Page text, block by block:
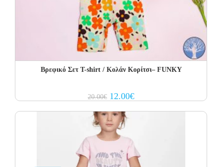
Βρεφικό Σετ Τ-shirt / Κολάν Κορίτσι– FUNKY
20.00€ Original
price
20.00€.
12.00€Current
price